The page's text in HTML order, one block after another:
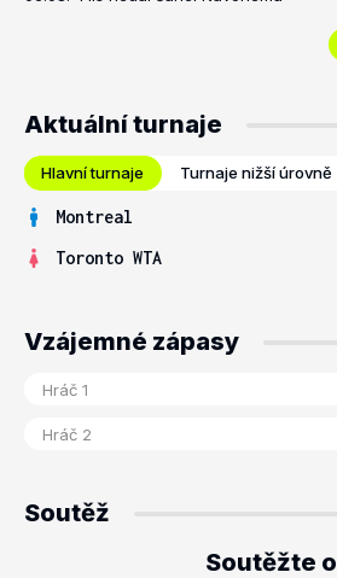
Aktuální turnaje
Hlavní turnaje Turnaje nižší úrovně
Montreal
Toronto WTA
Vzájemné zápasy
Soutěž
Soutěžte o